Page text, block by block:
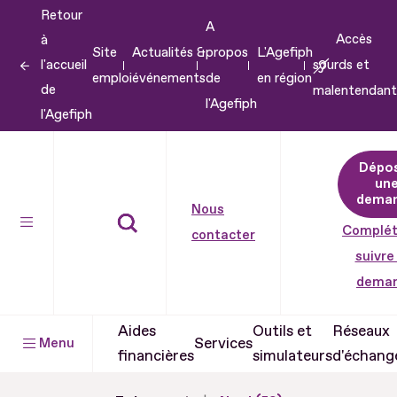
contenu
Retour
à
l'accueil
de
l'Agefiph
Site
emploi
Actualités &
événements
A
propos
de
l'Agefiph
L'Agefiph
en région
Accès
sourds et
Nous
contacter
suivre
Menu
Aides
financières
Services
Outils et
simulateurs
Réseaux